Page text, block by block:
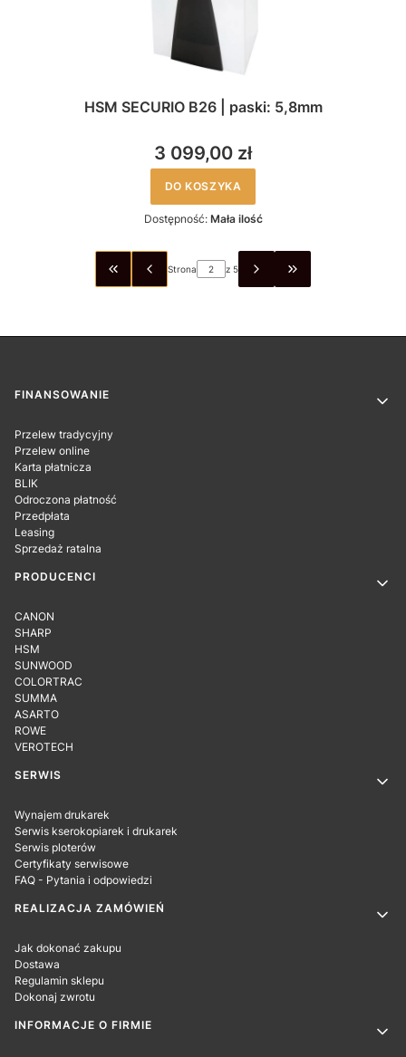
HSM SECURIO B26 | paski: 5,8mm
3 099,00 zł
DO KOSZYKA
Dostępność: Mała ilość
WRÓĆ DO PIERWSZEJ STRONY Z PRODUKTAMI
Strona z 5 PRZEJDŹ DO
Linki w stopce
FINANSOWANIE
Przelew tradycyjny
Przelew online
Karta płatnicza
BLIK
Odroczona płatność
Przedpłata
Leasing
Sprzedaż ratalna
PRODUCENCI
CANON
SHARP
HSM
SUNWOOD
COLORTRAC
SUMMA
ASARTO
ROWE
VEROTECH
SERWIS
Wynajem drukarek
Serwis kserokopiarek i drukarek
Serwis ploterów
Certyfikaty serwisowe
FAQ - Pytania i odpowiedzi
REALIZACJA ZAMÓWIEŃ
Jak dokonać zakupu
Dostawa
Regulamin sklepu
Dokonaj zwrotu
INFORMACJE O FIRMIE